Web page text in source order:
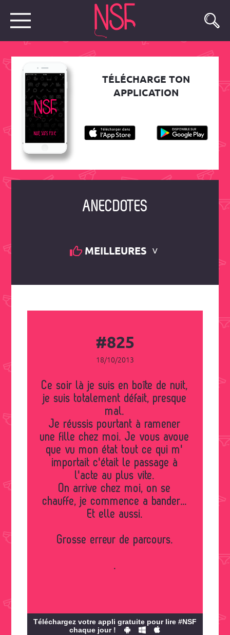
TÉLÉCHARGE TON
APPLICATION
ANECDOTES
MEILLEURES
#825
18/10/2013
Ce soir là je suis en boîte de nuit,
je suis totalement défait, presque
mal.
Je réussis pourtant à ramener
une fille chez moi. Je vous avoue
que vu mon état tout ce qui m'
importait c'était le passage à
l'acte au plus vite.
On arrive chez moi, on se
chauffe, je commence a bander...
Et elle aussi.
Grosse erreur de parcours.
.
Téléchargez votre appli gratuite pour lire #NSF
chaque jour !